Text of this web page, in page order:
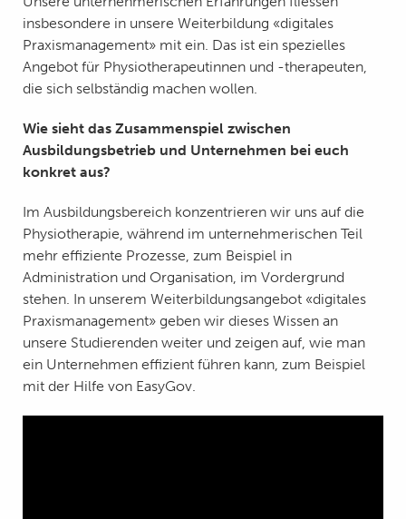
insbesondere in unsere Weiterbildung «digitales
Praxismanagement» mit ein. Das ist ein spezielles
Angebot für Physiotherapeutinnen und -therapeuten,
die sich selbständig machen wollen.
Wie sieht das Zusammenspiel zwischen
Ausbildungsbetrieb und Unternehmen bei euch
konkret aus?
Im Ausbildungsbereich konzentrieren wir uns auf die
Physiotherapie, während im unternehmerischen Teil
mehr effiziente Prozesse, zum Beispiel in
Administration und Organisation, im Vordergrund
stehen. In unserem Weiterbildungsangebot «digitales
Praxismanagement» geben wir dieses Wissen an
unsere Studierenden weiter und zeigen auf, wie man
ein Unternehmen effizient führen kann, zum Beispiel
mit der Hilfe von EasyGov.